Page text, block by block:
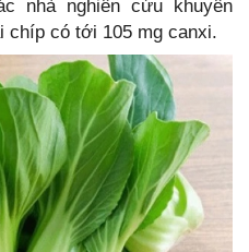
nhà nghiên cứu khuyên
chíp có tới 105 mg canxi.